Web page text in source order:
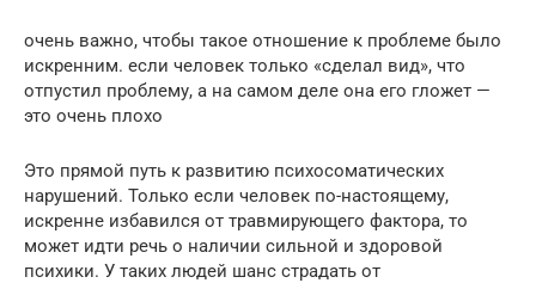
очень важно, чтобы такое отношение к проблеме было
искренним. если человек только «сделал вид», что
отпустил проблему, а на самом деле она его гложет —
это очень плохо
Это прямой путь к развитию психосоматических
нарушений. Только если человек по-настоящему,
искренне избавился от травмирующего фактора, то
может идти речь о наличии сильной и здоровой
психики. У таких людей шанс страдать от